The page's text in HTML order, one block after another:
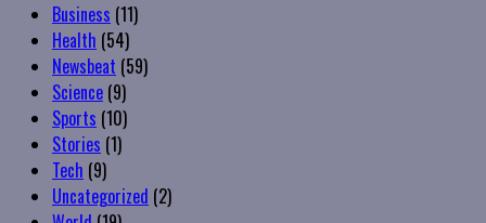
Business (11)
Health (54)
Newsbeat (59)
Science (9)
Sports (10)
Stories (1)
Tech (9)
Uncategorized (2)